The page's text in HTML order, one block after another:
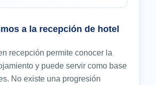
a la recepción de hotel
recepción permite conocer la
y puede servir como base
No existe una progresión